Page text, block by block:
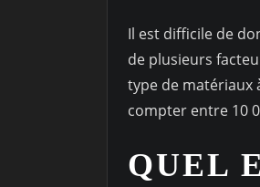
Il est difficile de
de plusieurs
type de matériaux
compter entre 10
QUEL